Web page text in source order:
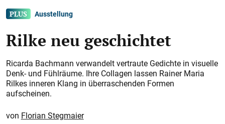
Ausstellung
Rilke neu geschichtet
Ricarda Bachmann verwandelt vertraute Gedichte in visuelle
Denk- und Fühlräume. Ihre Collagen lassen Rainer Maria
Rilkes inneren Klang in überraschenden Formen
aufscheinen.
Florian Stegmaier